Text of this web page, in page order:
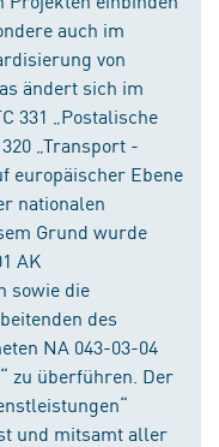
auch im
von
ändert sich im
331 „Postalische
„Transport -
europäischer Ebene
nationalen
Grund wurde
AK
sowie die
des
NA 043-03-04
zu überführen. Der
und mitsamt aller